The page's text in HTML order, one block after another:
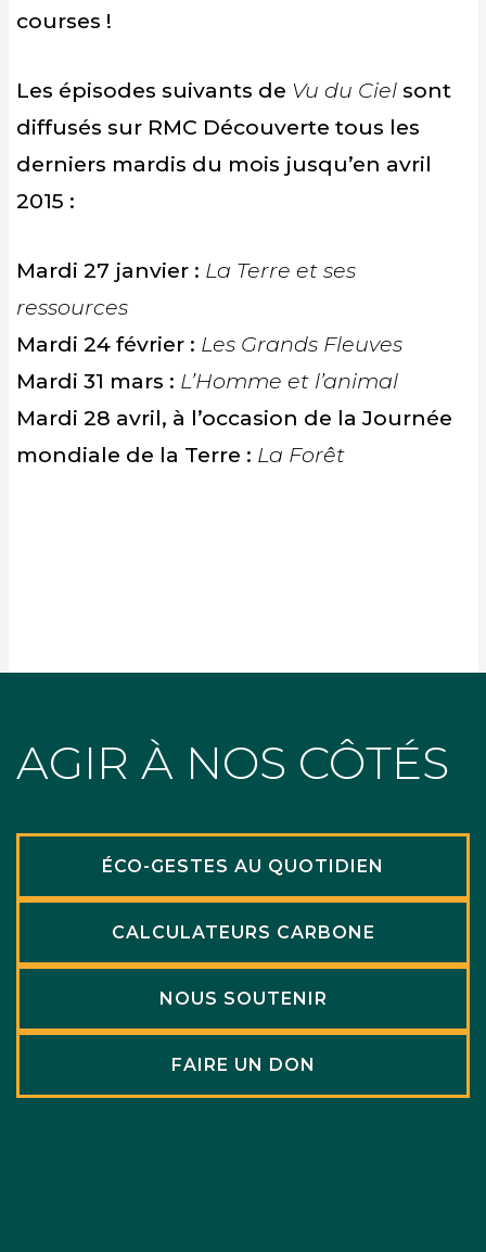
courses !
Les épisodes suivants de Vu du Ciel sont
diffusés sur RMC Découverte tous les
derniers mardis du mois jusqu’en avril
2015 :
Mardi 27 janvier : La Terre et ses
ressources
Mardi 24 février : Les Grands Fleuves
Mardi 31 mars : L’Homme et l’animal
Mardi 28 avril, à l’occasion de la Journée
mondiale de la Terre : La Forêt
AGIR À NOS CÔTÉS
ÉCO-GESTES AU QUOTIDIEN
CALCULATEURS CARBONE
NOUS SOUTENIR
FAIRE UN DON